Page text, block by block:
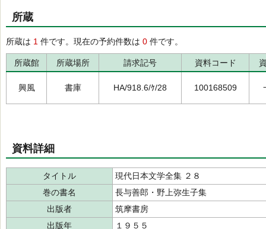
所蔵
所蔵は 1 件です。現在の予約件数は 0 件です。
所蔵館 所蔵場所 請求記号 資料コード
興風 書庫 HA/918.6/ｹ/28 100168509
資料詳細
タイトル
現代日本文学全集 ２８
巻の書名
長与善郎・野上弥生子集
出版者
筑摩書房
出版年
１９５５